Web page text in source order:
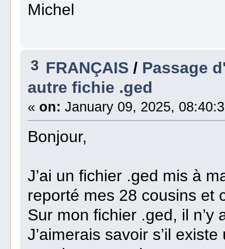
Michel
3 FRANÇAIS / Passage
autre fichie .ged
« on: January 09, 2025,
Bonjour,
J’ai un fichier .ged mis à
reporté mes 28 cousins et
Sur mon fichier .ged, il n’y
J’aimerais savoir s’il